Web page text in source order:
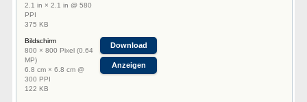
2.1 in × 2.1 in @ 580
PPI
375 KB
Bildschirm
800 × 800 Pixel (0.64
MP)
6.8 cm × 6.8 cm @
300 PPI
122 KB
Download
Anzeigen